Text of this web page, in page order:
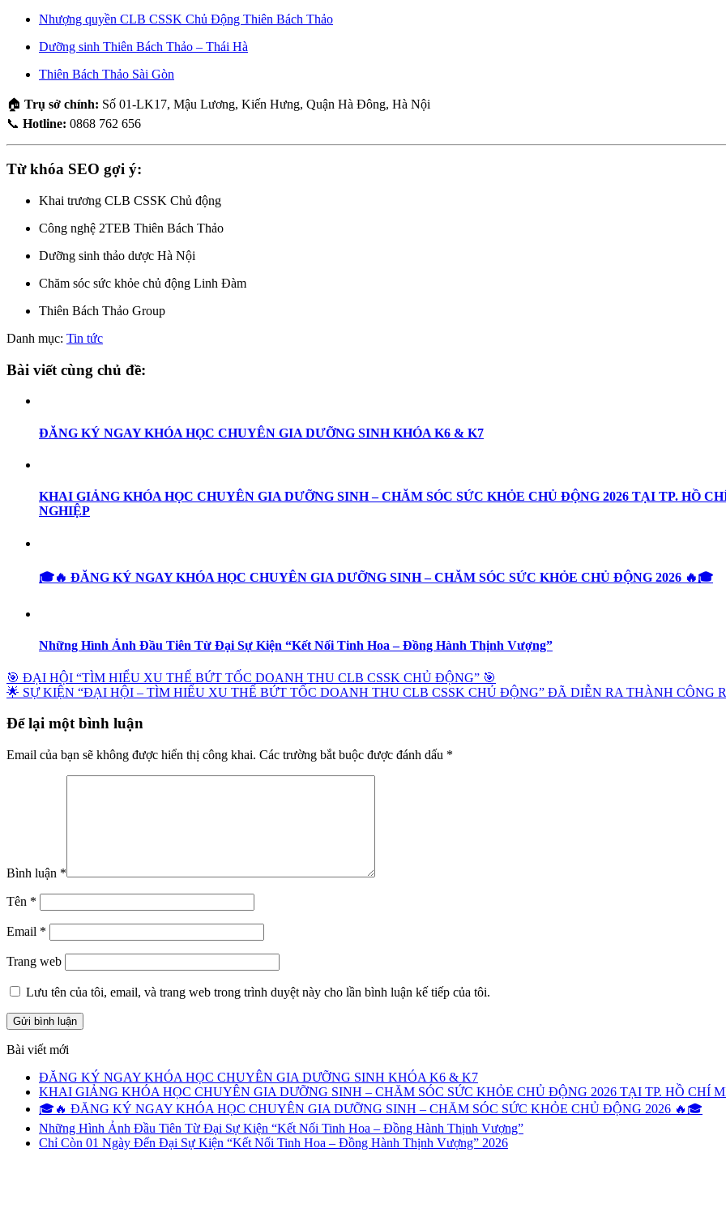
Nhượng quyền CLB CSSK Chủ Động Thiên Bách Thảo
Dưỡng sinh Thiên Bách Thảo – Thái Hà
Thiên Bách Thảo Sài Gòn
🏠 Trụ sở chính: Số 01-LK17, Mậu Lương, Kiến Hưng, Quận Hà Đông, Hà Nội
📞 Hotline: 0868 762 656
Từ khóa SEO gợi ý:
Khai trương CLB CSSK Chủ động
Công nghệ 2TEB Thiên Bách Thảo
Dưỡng sinh thảo dược Hà Nội
Chăm sóc sức khỏe chủ động Linh Đàm
Thiên Bách Thảo Group
Danh mục: Tin tức
Bài viết cùng chủ đề:
ĐĂNG KÝ NGAY KHÓA HỌC CHUYÊN GIA DƯỠNG SINH KHÓA K6 & K7
KHAI GIẢNG KHÓA HỌC CHUYÊN GIA DƯỠNG SINH – CHĂM SÓC SỨC KHỎE CHỦ ĐỘNG 2026 TẠI TP. HỒ
NGHIỆP
🎓🔥 ĐĂNG KÝ NGAY KHÓA HỌC CHUYÊN GIA DƯỠNG SINH – CHĂM SÓC SỨC KHỎE CHỦ ĐỘNG 2026 🔥🎓
Những Hình Ảnh Đầu Tiên Từ Đại Sự Kiện “Kết Nối Tinh Hoa – Đồng Hành Thịnh Vượng”
🎯 ĐẠI HỘI “TÌM HIỂU XU THẾ BỨT TỐC DOANH THU CLB CSSK CHỦ ĐỘNG” 🎯
🌟 SỰ KIỆN “ĐẠI HỘI – TÌM HIỂU XU THẾ BỨT TỐC DOANH THU CLB CSSK CHỦ ĐỘNG” ĐÃ DIỄN RA THÀNH CÔNG
Để lại một bình luận
Email của bạn sẽ không được hiển thị công khai. Các trường bắt buộc được đánh dấu *
Bình luận *
Tên *
Email *
Trang web
Lưu tên của tôi, email, và trang web trong trình duyệt này cho lần bình luận kế tiếp của tôi.
Bài viết mới
ĐĂNG KÝ NGAY KHÓA HỌC CHUYÊN GIA DƯỠNG SINH KHÓA K6 & K7
KHAI GIẢNG KHÓA HỌC CHUYÊN GIA DƯỠNG SINH – CHĂM SÓC SỨC KHỎE CHỦ ĐỘNG 2026 TẠI TP. HỒ CHÍ
🎓🔥 ĐĂNG KÝ NGAY KHÓA HỌC CHUYÊN GIA DƯỠNG SINH – CHĂM SÓC SỨC KHỎE CHỦ ĐỘNG 2026 🔥🎓
Những Hình Ảnh Đầu Tiên Từ Đại Sự Kiện “Kết Nối Tinh Hoa – Đồng Hành Thịnh Vượng”
Chỉ Còn 01 Ngày Đến Đại Sự Kiện “Kết Nối Tinh Hoa – Đồng Hành Thịnh Vượng” 2026